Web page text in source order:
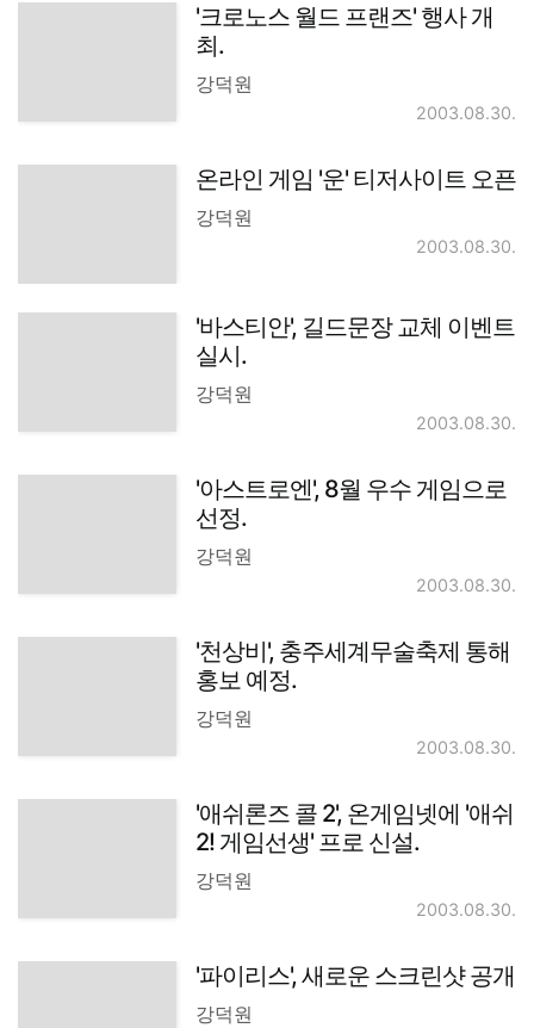
'크로노스 월드 프랜즈' 행사 개
최.
강덕원
2003.08.30.
온라인 게임 '운' 티저사이트 오픈
강덕원
2003.08.30.
'바스티안', 길드문장 교체 이벤트
실시.
강덕원
2003.08.30.
'아스트로엔', 8월 우수 게임으로
선정.
강덕원
2003.08.30.
'천상비', 충주세계무술축제 통해
홍보 예정.
강덕원
2003.08.30.
'애쉬론즈 콜 2', 온게임넷에 '애쉬
2! 게임선생' 프로 신설.
강덕원
2003.08.30.
'파이리스', 새로운 스크린샷 공개
강덕원